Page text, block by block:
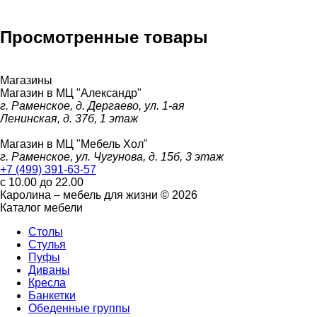
Просмотренные товары
Магазины
Магазин в МЦ "Александр"
г. Раменское, д. Дергаево, ул. 1-ая
Ленинская, д. 37б, 1 этаж
Магазин в МЦ "Мебель Хол"
г. Раменское, ул. Чугунова, д. 15б, 3 этаж
+7 (499) 391-63-57
с 10.00 до 22.00
Каролина – мебель для жизни © 2026
Каталог мебели
Столы
Стулья
Пуфы
Диваны
Кресла
Банкетки
Обеденные группы